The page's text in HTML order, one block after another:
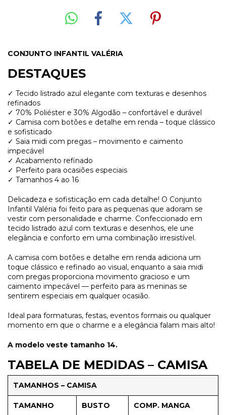
CONJUNTO INFANTIL VALÉRIA
DESTAQUES
✓ Tecido listrado azul elegante com texturas e desenhos
refinados
✓ 70% Poliéster e 30% Algodão – confortável e durável
✓ Camisa com botões e detalhe em renda – toque clássico
e sofisticado
✓ Saia midi com pregas – movimento e caimento
impecável
✓ Acabamento refinado
✓ Perfeito para ocasiões especiais
✓ Tamanhos 4 ao 16
Delicadeza e sofisticação em cada detalhe! O Conjunto
Infantil Valéria foi feito para as pequenas que adoram se
vestir com personalidade e charme. Confeccionado em
tecido listrado azul com texturas e desenhos, ele une
elegância e conforto em uma combinação irresistível.
A camisa com botões e detalhe em renda adiciona um
toque clássico e refinado ao visual, enquanto a saia midi
com pregas proporciona movimento gracioso e um
caimento impecável — perfeito para as meninas se
sentirem especiais em qualquer ocasião.
Ideal para formaturas, festas, eventos formais ou qualquer
momento em que o charme e a elegância falam mais alto!
A modelo veste tamanho 14.
TABELA DE MEDIDAS – CAMISA
TAMANHOS – CAMISA
TAMANHO BUSTO COMP. MANGA